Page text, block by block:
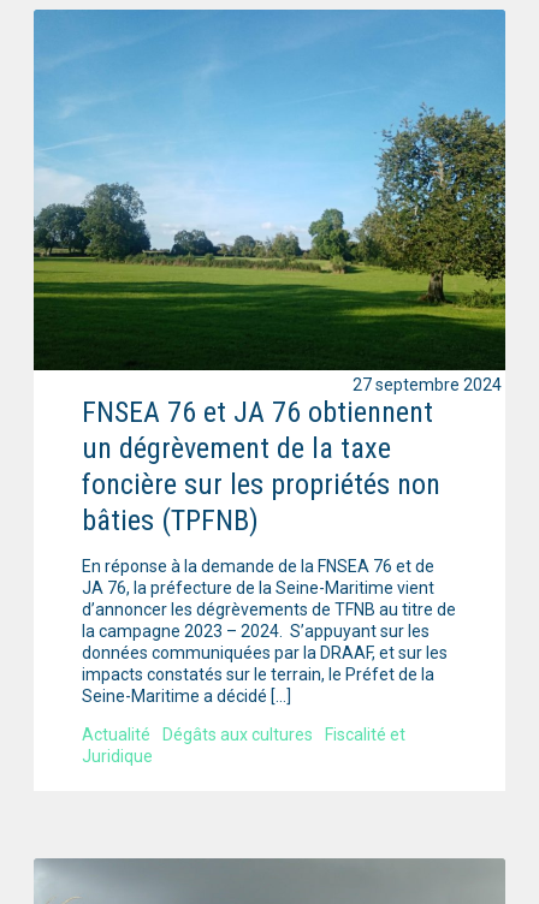
FNSEA 76 et JA 76 obtiennent
un dégrèvement de la taxe
foncière sur les propriétés non
bâties (TPFNB)
En réponse à la demande de la FNSEA 76 et de
JA 76, la préfecture de la Seine-Maritime vient
d’annoncer les dégrèvements de TFNB au titre de
la campagne 2023 – 2024. S’appuyant sur les
données communiquées par la DRAAF, et sur les
impacts constatés sur le terrain, le Préfet de la
Seine-Maritime a décidé […]
Actualité
Dégâts aux cultures
Fiscalité et
Juridique
27 septembre 2024